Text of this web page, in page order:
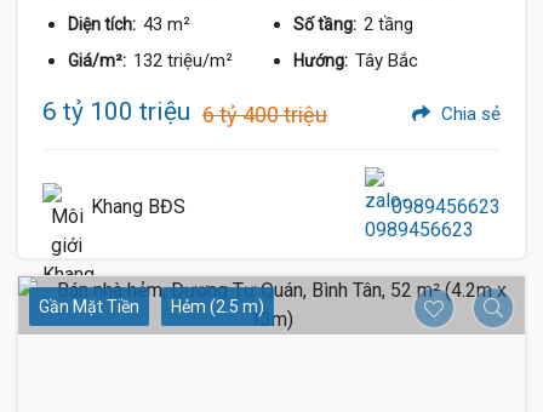
Diện tích: 43 m² Số tầng: 2 tầng
Giá/m²: 132 triệu/m² Hướng: Tây Bắc
6 tỷ 100 triệu 6 tỷ 400 triệu Chia sẻ
Khang BĐS 0989456623
Gần Mặt Tiền Hẻm (2.5 m)